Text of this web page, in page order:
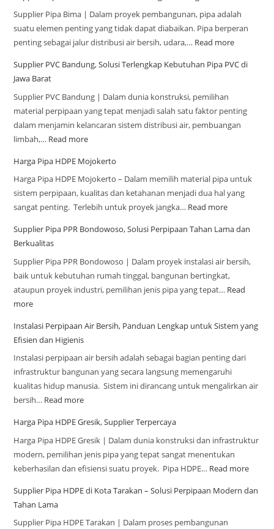
Supplier Pipa Bima | Dalam proyek pembangunan, pipa adalah
suatu elemen penting yang tidak dapat diabaikan. Pipa berperan
penting sebagai jalur distribusi air bersih, udara,… Read more
Supplier PVC Bandung, Solusi Terlengkap Kebutuhan Pipa PVC di
Jawa Barat
Supplier PVC Bandung | Dalam dunia konstruksi, pemilihan
material perpipaan yang tepat menjadi salah satu faktor penting
dalam menjamin kelancaran sistem distribusi air, pembuangan
limbah,… Read more
Harga Pipa HDPE Mojokerto
Harga Pipa HDPE Mojokerto – Dalam memilih material pipa untuk
sistem perpipaan, kualitas dan ketahanan menjadi dua hal yang
sangat penting. Terlebih untuk proyek jangka… Read more
Supplier Pipa PPR Bondowoso, Solusi Perpipaan Tahan Lama dan
Berkualitas
Supplier Pipa PPR Bondowoso | Dalam proyek instalasi air bersih,
baik untuk kebutuhan rumah tinggal, bangunan bertingkat,
ataupun proyek industri, pemilihan jenis pipa yang tepat… Read
more
Instalasi Perpipaan Air Bersih, Panduan Lengkap untuk Sistem yang
Efisien dan Higienis
Instalasi perpipaan air bersih adalah sebagai bagian penting dari
infrastruktur bangunan yang secara langsung memengaruhi
kualitas hidup manusia. Sistem ini dirancang untuk mengalirkan air
bersih… Read more
Harga Pipa HDPE Gresik, Supplier Terpercaya
Harga Pipa HDPE Gresik | Dalam dunia konstruksi dan infrastruktur
modern, pemilihan jenis pipa yang tepat sangat menentukan
keberhasilan dan efisiensi suatu proyek. Pipa HDPE… Read more
Supplier Pipa HDPE di Kota Tarakan – Solusi Perpipaan Modern dan
Tahan Lama
Supplier Pipa HDPE Tarakan | Dalam proses pembangunan